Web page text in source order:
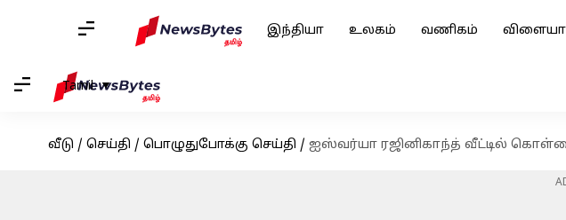
இந்தியா உலகம் வணிகம்
Tamil
வீடு / செய்தி / பொழுதுபோக்கு செய்தி / ஐஸ்வர்யா ரஜினிகாந்த் வீட்டில்